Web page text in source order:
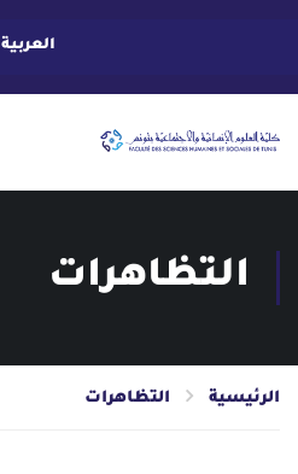
العربية
التظاهرات
الرئيسية التظاهرات